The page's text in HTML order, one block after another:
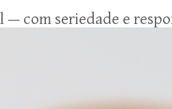
— com seriedade e